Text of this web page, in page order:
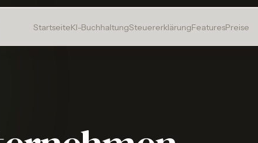
StartseiteKI-BuchhaltungSteuererklärungFeaturesPreise